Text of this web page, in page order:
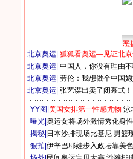
恶
北京奥运 狐狐看奥运—见证北
北京奥运 中国人，你没有理由
北京奥运 劳伦：我想做个中国
北京奥运 张艺谋出卖了闭幕式！
YY图| 美国女排第一性感尤物 泳
曝光| 奥运女将场外激情秀化身
揭秘| 日本沙排现场比基尼 男篮
狠拍| 伊辛巴耶娃步入政坛靠美